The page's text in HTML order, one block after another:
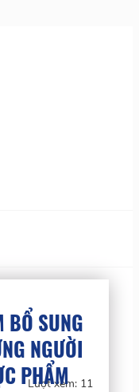
SUNG
NGƯỜI
PHẨM
Lượt xem: 11